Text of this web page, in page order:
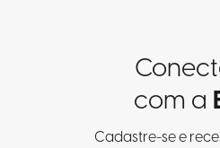
com a
Cadastre-se e